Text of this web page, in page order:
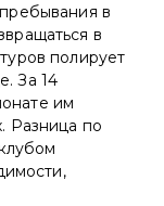
в
в
полирует
За 14
им
Разница по